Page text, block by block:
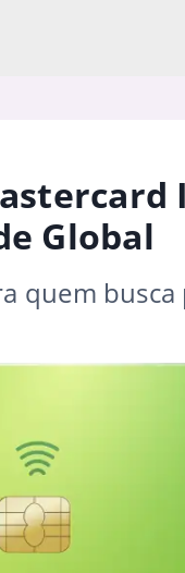
Global
quem